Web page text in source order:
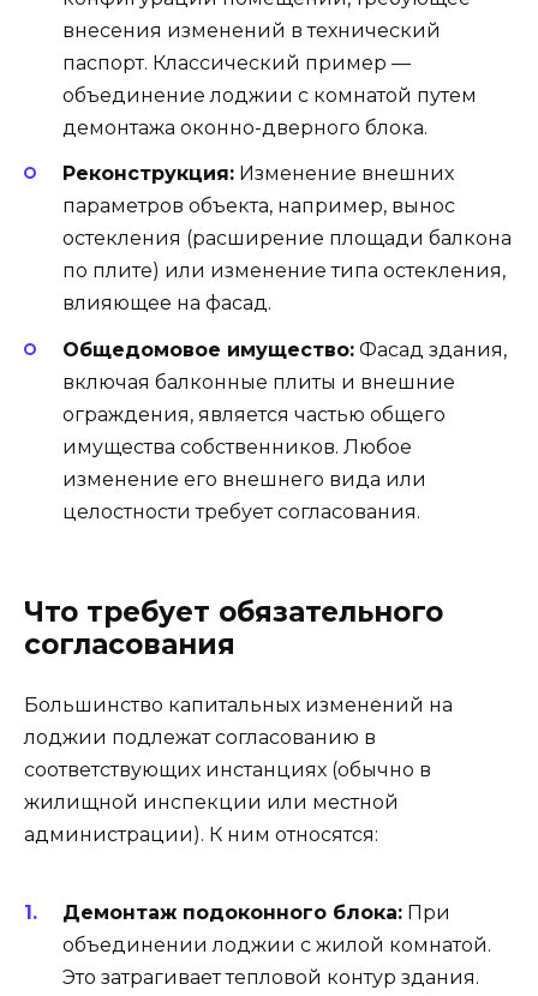
внесения изменений в технический
паспорт. Классический пример —
объединение лоджии с комнатой путем
демонтажа оконно-дверного блока.
Реконструкция: Изменение внешних
параметров объекта, например, вынос
остекления (расширение площади балкона
по плите) или изменение типа остекления,
влияющее на фасад.
Общедомовое имущество: Фасад здания,
включая балконные плиты и внешние
ограждения, является частью общего
имущества собственников. Любое
изменение его внешнего вида или
целостности требует согласования.
Что требует обязательного
согласования
Большинство капитальных изменений на
лоджии подлежат согласованию в
соответствующих инстанциях (обычно в
жилищной инспекции или местной
администрации). К ним относятся:
Демонтаж подоконного блока: При
объединении лоджии с жилой комнатой.
Это затрагивает тепловой контур здания.